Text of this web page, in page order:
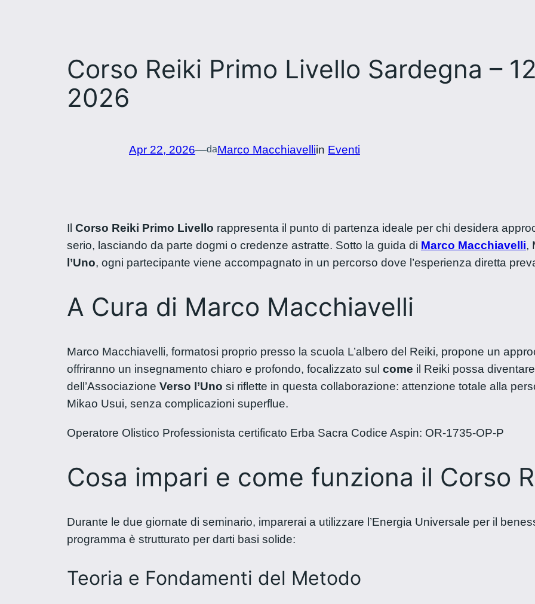
Corso Reiki Primo Livello Sardegna –
2026
Apr 22, 2026—daMarco Macchiavelliin Eventi
Il Corso Reiki Primo Livello rappresenta il punto di partenza ideale per chi desidera
serio, lasciando da parte dogmi o credenze astratte. Sotto la guida di Marco Macchiavelli,
l’Uno, ogni partecipante viene accompagnato in un percorso dove l’esperienza diretta
A Cura di Marco Macchiavelli
Marco Macchiavelli, formatosi proprio presso la scuola L’albero del Reiki, propone un
offriranno un insegnamento chiaro e profondo, focalizzato sul come il Reiki possa
dell’Associazione Verso l’Uno si riflette in questa collaborazione: attenzione totale alla
Mikao Usui, senza complicazioni superflue.
Operatore Olistico Professionista certificato Erba Sacra Codice Aspin: OR-1735-OP-P
Cosa impari e come funziona il Corso
Durante le due giornate di seminario, imparerai a utilizzare l’Energia Universale per il
programma è strutturato per darti basi solide:
Teoria e Fondamenti del Metodo